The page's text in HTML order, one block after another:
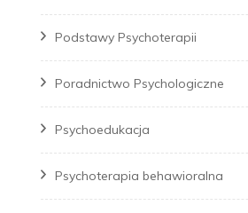
Podstawy Psychoterapii
Poradnictwo Psychologiczne
Psychoedukacja
Psychoterapia behawioralna